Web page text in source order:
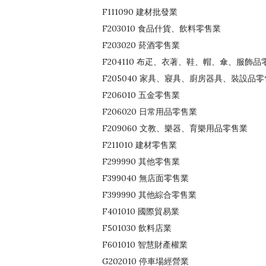
F111090 建材批發業
F203010 食品什貨、飲料零售業
F203020 菸酒零售業
F204110 布疋、衣著、鞋、帽、傘、服飾品
F205040 家具、寢具、廚房器具、裝設品零
F206010 五金零售業
F206020 日常用品零售業
F209060 文教、樂器、育樂用品零售業
F211010 建材零售業
F299990 其他零售業
F399040 無店面零售業
F399990 其他綜合零售業
F401010 國際貿易業
F501030 飲料店業
F601010 智慧財產權業
G202010 停車場經營業